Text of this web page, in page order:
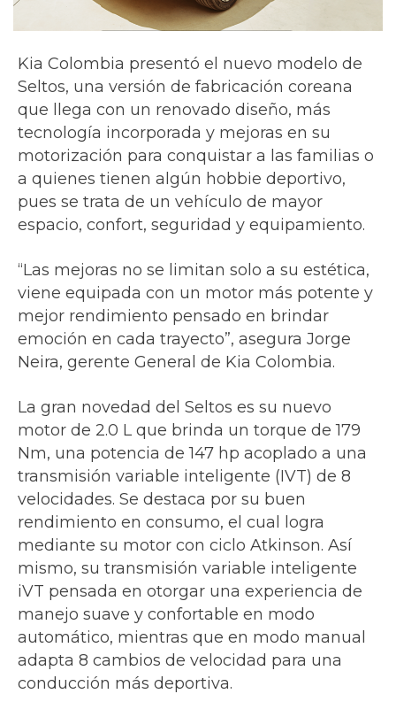
Kia Colombia presentó el nuevo modelo de
Seltos, una versión de fabricación coreana
que llega con un renovado diseño, más
tecnología incorporada y mejoras en su
motorización para conquistar a las familias o
a quienes tienen algún hobbie deportivo,
pues se trata de un vehículo de mayor
espacio, confort, seguridad y equipamiento.
“Las mejoras no se limitan solo a su estética,
viene equipada con un motor más potente y
mejor rendimiento pensado en brindar
emoción en cada trayecto”, asegura Jorge
Neira, gerente General de Kia Colombia.
La gran novedad del Seltos es su nuevo
motor de 2.0 L que brinda un torque de 179
Nm, una potencia de 147 hp acoplado a una
transmisión variable inteligente (IVT) de 8
velocidades. Se destaca por su buen
rendimiento en consumo, el cual logra
mediante su motor con ciclo Atkinson. Así
mismo, su transmisión variable inteligente
iVT pensada en otorgar una experiencia de
manejo suave y confortable en modo
automático, mientras que en modo manual
adapta 8 cambios de velocidad para una
conducción más deportiva.